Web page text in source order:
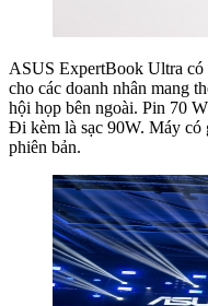
ASUS ExpertBook Ultra
cho các doanh nhân mang
hội họp bên ngoài. Pin 70
Đi kèm là sạc 90W. Máy có
phiên bản.